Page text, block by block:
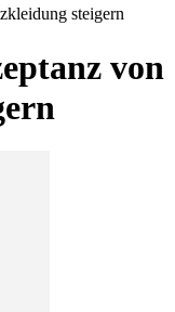
steigern
von